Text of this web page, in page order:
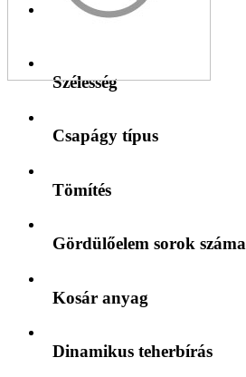
Szélesség
Csapágy típus
Tömítés
Gördülőelem sorok száma
Kosár anyag
Dinamikus teherbírás